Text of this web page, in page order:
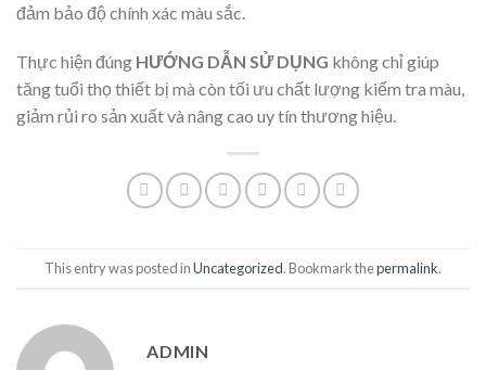
đảm bảo độ chính xác màu sắc.
Thực hiện đúng HƯỚNG DẪN SỬ DỤNG không chỉ giúp
tăng tuổi thọ thiết bị mà còn tối ưu chất lượng kiểm tra màu,
giảm rủi ro sản xuất và nâng cao uy tín thương hiệu.
This entry was posted inUncategorized. Bookmark thepermalink.
ADMIN